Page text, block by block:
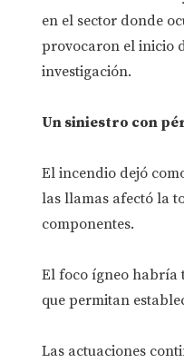
en el sector donde
provocaron el inicio
investigación.
Un siniestro con
El incendio dejó
las llamas afectó la
componentes.
El foco ígneo habría
que permitan
Las actuaciones